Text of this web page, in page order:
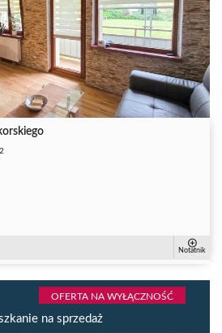
2
Notatnik
OFERTA NA WYŁĄCZNOŚĆ
na sprzedaż